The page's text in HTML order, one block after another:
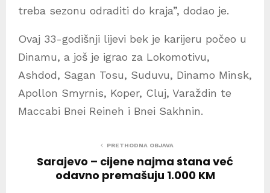
treba sezonu odraditi do kraja”, dodao je.
Ovaj 33-godišnji lijevi bek je karijeru počeo u
Dinamu, a još je igrao za Lokomotivu,
Ashdod, Sagan Tosu, Suduvu, Dinamo Minsk,
Apollon Smyrnis, Koper, Cluj, Varaždin te
Maccabi Bnei Reineh i Bnei Sakhnin.
PRETHODNA OBJAVA
Sarajevo – cijene najma stana već
odavno premašuju 1.000 KM